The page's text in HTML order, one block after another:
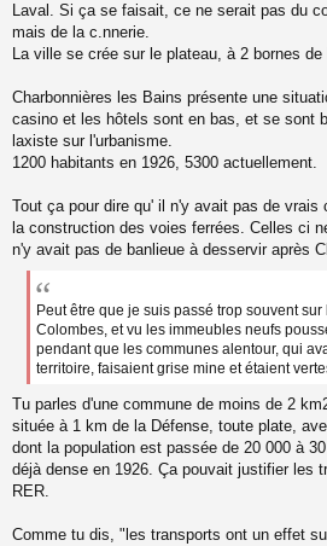
Laval. Si ça se faisait, ce ne serait pas du
mais de la c.nnerie.
La ville se crée sur le plateau, à 2 bornes de
Charbonnières les Bains présente une
casino et les hôtels sont en bas, et se sont
laxiste sur l'urbanisme.
1200 habitants en 1926, 5300 actuellement.
Tout ça pour dire qu' il n'y avait pas de vrais
la construction des voies ferrées. Celles ci
n'y avait pas de banlieue à desservir après
Peut être que je suis passé trop souvent
Colombes, et vu les immeubles neufs
pendant que les communes alentour, qui
territoire, faisaient grise mine et étaient
Tu parles d'une commune de moins de 2
située à 1 km de la Défense, toute plate,
dont la population est passée de 20 000 à
déjà dense en 1926. Ça pouvait justifier les
RER.
Comme tu dis, "les transports ont un effet